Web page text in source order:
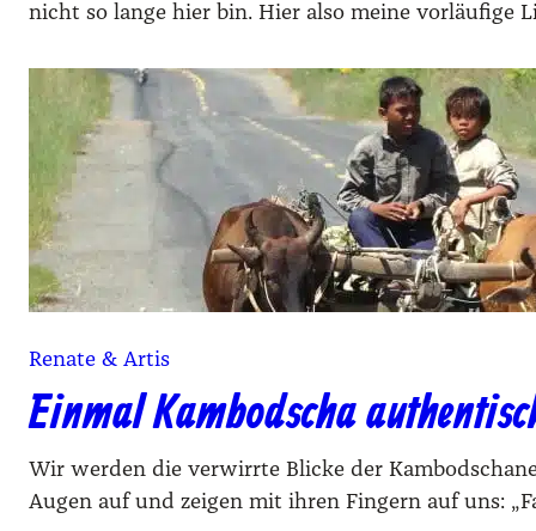
nicht so lange hier bin. Hier also meine vorläufige
Renate & Artis
Einmal Kambodscha
Wir werden die verwirrte Blicke der
Augen auf und zeigen mit ihren Fingern auf uns: